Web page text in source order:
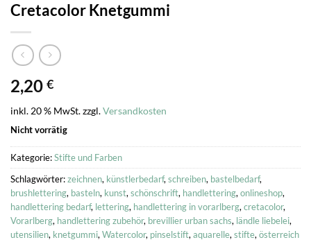
Cretacolor Knetgummi
2,20 €
inkl. 20 % MwSt.zzgl.Versandkosten
Nicht vorrätig
Kategorie:Stifte und Farben
Schlagwörter:zeichnen, künstlerbedarf, schreiben, bastelbedarf,
brushlettering, basteln, kunst, schönschrift, handlettering, onlineshop,
handlettering bedarf, lettering, handlettering in vorarlberg, cretacolor,
Vorarlberg, handlettering zubehör, brevillier urban sachs, ländle liebelei,
utensilien, knetgummi, Watercolor, pinselstift, aquarelle, stifte, österreich